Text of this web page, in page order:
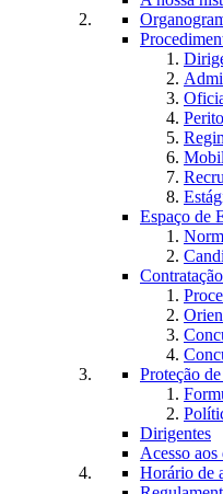
Espaço de
Proteção
Dirigentes
Acesso
Horário de